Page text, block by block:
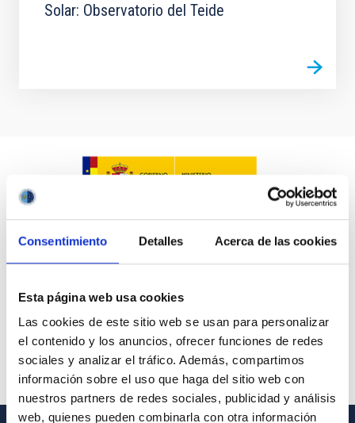
Consentimiento Detalles Acerca de las cookies
Esta página web usa cookies
Las cookies de este sitio web se usan para personalizar
el contenido y los anuncios, ofrecer funciones de redes
sociales y analizar el tráfico. Además, compartimos
información sobre el uso que haga del sitio web con
nuestros partners de redes sociales, publicidad y análisis
web, quienes pueden combinarla con otra información
Solar: Observatorio del Teide